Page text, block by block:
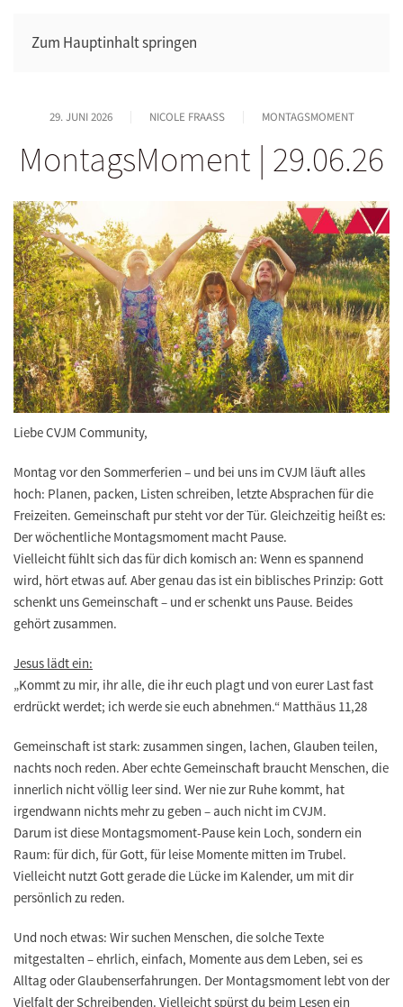
Zum Hauptinhalt springen
29. JUNI 2026 NICOLE FRAASS MONTAGSMOMENT
MontagsMoment | 29.06.26
Liebe CVJM Community,
Montag vor den Sommerferien – und bei uns im CVJM läuft alles
hoch: Planen, packen, Listen schreiben, letzte Absprachen für die
Freizeiten. Gemeinschaft pur steht vor der Tür. Gleichzeitig heißt es:
Der wöchentliche Montagsmoment macht Pause.
Vielleicht fühlt sich das für dich komisch an: Wenn es spannend
wird, hört etwas auf. Aber genau das ist ein biblisches Prinzip: Gott
schenkt uns Gemeinschaft – und er schenkt uns Pause. Beides
gehört zusammen.
Jesus lädt ein:
„Kommt zu mir, ihr alle, die ihr euch plagt und von eurer Last fast
erdrückt werdet; ich werde sie euch abnehmen.“ Matthäus 11,28
Gemeinschaft ist stark: zusammen singen, lachen, Glauben teilen,
nachts noch reden. Aber echte Gemeinschaft braucht Menschen, die
innerlich nicht völlig leer sind. Wer nie zur Ruhe kommt, hat
irgendwann nichts mehr zu geben – auch nicht im CVJM.
Darum ist diese Montagsmoment-Pause kein Loch, sondern ein
Raum: für dich, für Gott, für leise Momente mitten im Trubel.
Vielleicht nutzt Gott gerade die Lücke im Kalender, um mit dir
persönlich zu reden.
Und noch etwas: Wir suchen Menschen, die solche Texte
mitgestalten – ehrlich, einfach, Momente aus dem Leben, sei es
Alltag oder Glaubenserfahrungen. Der Montagsmoment lebt von der
Vielfalt der Schreibenden. Vielleicht spürst du beim Lesen ein